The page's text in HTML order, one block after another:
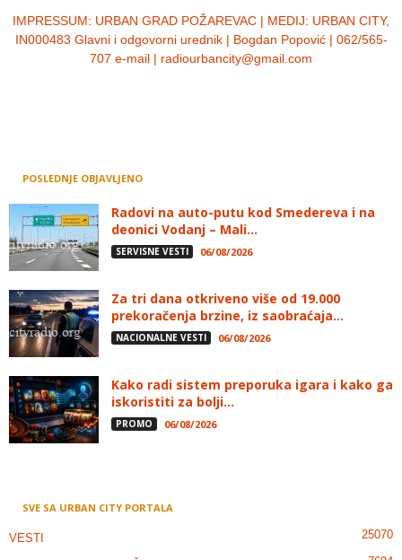
IMPRESSUM: URBAN GRAD POŽAREVAC | MEDIJ: URBAN CITY,
IN000483 Glavni i odgovorni urednik | Bogdan Popović | 062/565-
707 e-mail | radiourbancity@gmail.com
POSLEDNJE OBJAVLJENO
Radovi na auto-putu kod Smedereva i na
deonici Vodanj – Mali...
SERVISNE VESTI 06/08/2026
Za tri dana otkriveno više od 19.000
prekoračenja brzine, iz saobraćaja...
NACIONALNE VESTI 06/08/2026
Kako radi sistem preporuka igara i kako ga
iskoristiti za bolji...
PROMO 06/08/2026
SVE SA URBAN CITY PORTALA
VESTI 25070